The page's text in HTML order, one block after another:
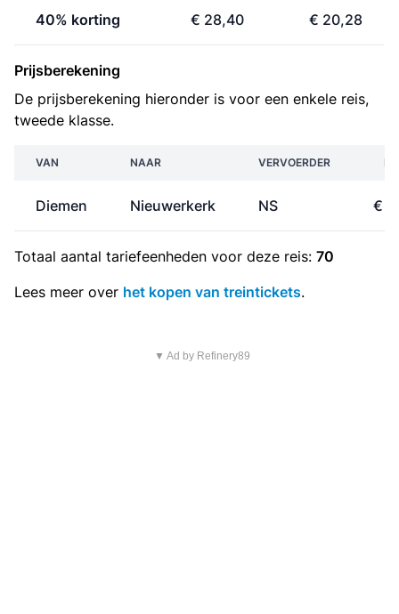
40% korting € 28,40 € 20,28
Prijsberekening
De prijsberekening hieronder is voor een enkele reis,
tweede klasse.
VAN NAAR VERVOERDER
Diemen Nieuwerkerk NS €
Totaal aantal tariefeenheden voor deze reis: 70
Lees meer over het kopen van treintickets.
▼ Ad by Refinery89